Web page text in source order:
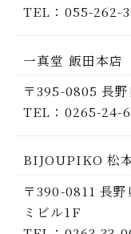
TEL：055-262-
一真堂 飯田本店
〒395-0805 長
TEL：0265-24-
BIJOUPIKO 松
〒390-0811 長
ミビル1F